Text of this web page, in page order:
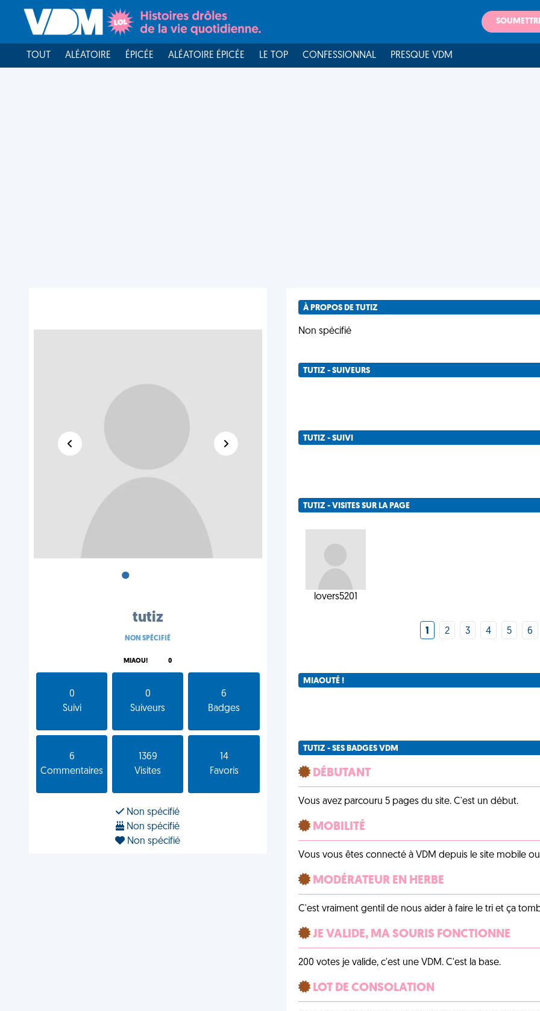
TOUT ALÉATOIRE ÉPICÉE ALÉATOIRE ÉPICÉE LE TOP CONFESSIONNAL PRESQUE VDM
•
tutiz
NON SPÉCIFIÉ
MIAOU! 0
0
Suivi
0
Suiveurs
6
Badges
6
Commentaires
1369
Visites
14
Favoris
Non spécifié
Non spécifié
Non spécifié
À PROPOS DE TUTIZ
Non spécifié
TUTIZ - SUIVEURS
TUTIZ - SUIVI
TUTIZ - VISITES SUR LA PAGE
lovers5201
1 2 3 4 5 6
MIAOUTÉ !
TUTIZ - SES BADGES VDM
DÉBUTANT
Vous avez parcouru 5 pages du site. C'est un début.
MOBILITÉ
Vous vous êtes connecté à VDM depuis le site mobile
MODÉRATEUR EN HERBE
C'est vraiment gentil de nous aider à faire le tri et ça
JE VALIDE, MA SOURIS FONCTIONNE
200 votes je valide, c'est une VDM. C'est la base.
LOT DE CONSOLATION